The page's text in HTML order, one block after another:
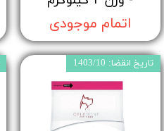
اتمام موجودی
تاریخ انقضا: 1403/10